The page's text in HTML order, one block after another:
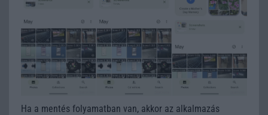
Ha a mentés folyamatban van, akkor az alkalmazás